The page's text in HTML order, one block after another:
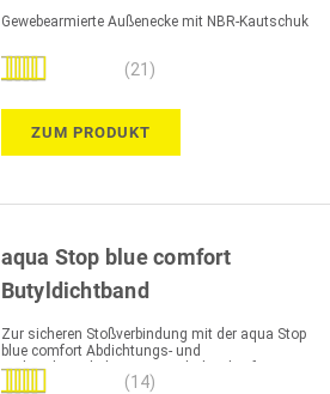
Gewebearmierte Außenecke mit NBR-Kautschuk
Bewertung: (21)
ZUM PRODUKT
aqua Stop blue comfort
Butyldichtband
Zur sicheren Stoßverbindung mit der aqua Stop
blue comfort Abdichtungs- und
Entkopplungsbahn im Bereich der vliesfreien
Bewertung: (14)